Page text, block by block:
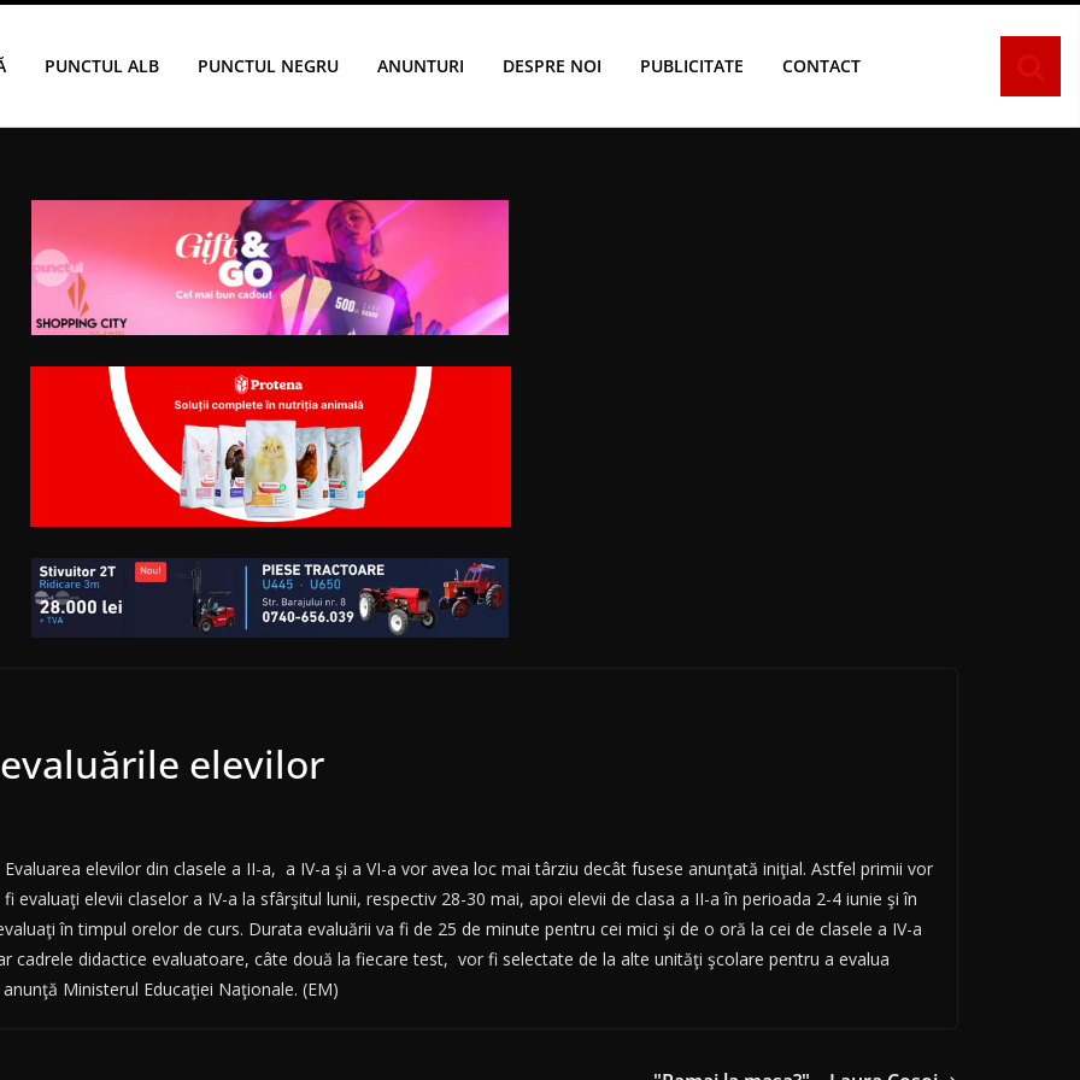
PUNCTUL ALB PUNCTUL NEGRU ANUNTURI DESPRE NOI PUBLICITATE CONTACT
elevilor
Evaluarea elevilor din clasele a II-a, a IV-a şi a VI-a vor avea loc mai târziu decât fusese anunţată iniţial. Astfel primii vor
fi evaluaţi elevii claselor a IV-a la sfârşitul lunii, respectiv 28-30 mai, apoi elevii de clasa a II-a în perioada 2-4 iunie şi în
în timpul orelor de curs. Durata evaluării va fi de 25 de minute pentru cei mici şi de o oră la cei de clasele a IV-a
cadrele didactice evaluatoare, câte două la fiecare test, vor fi selectate de la alte unităţi şcolare pentru a evalua
Ministerul Educaţiei Naţionale. (EM)